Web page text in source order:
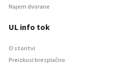
Najem dvorane
UL info tok
O storitvi
Preizkusi brezplačno